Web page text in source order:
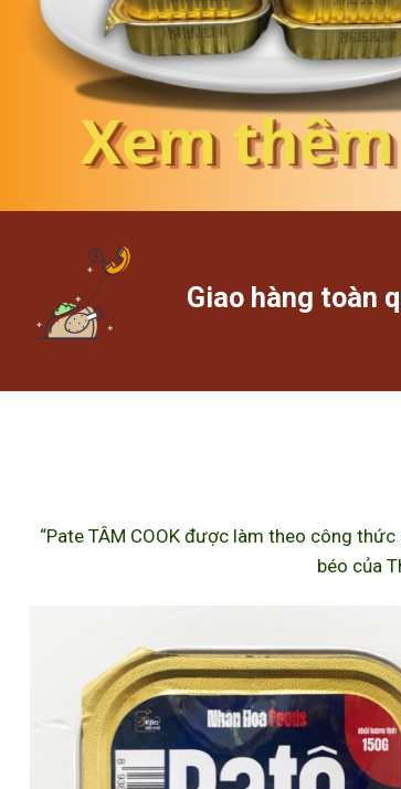
Giao hàng toàn
“Pate TÂM COOK được làm theo công
béo của